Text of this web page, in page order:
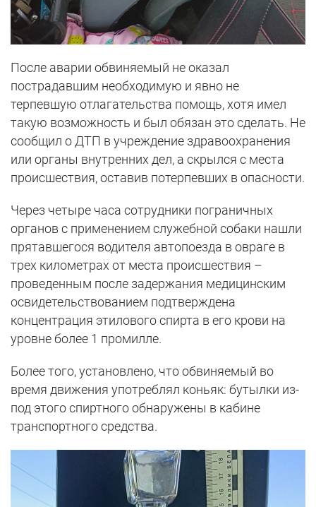
После аварии обвиняемый не оказал
пострадавшим необходимую и явно не
терпевшую отлагательства помощь, хотя имел
такую возможность и был обязан это сделать. Не
сообщил о ДТП в учреждение здравоохранения
или органы внутренних дел, а скрылся с места
происшествия, оставив потерпевших в опасности.
Через четыре часа сотрудники пограничных
органов с применением служебной собаки нашли
прятавшегося водителя автопоезда в овраге в
трех километрах от места происшествия –
проведенным после задержания медицинским
освидетельствованием подтверждена
концентрация этилового спирта в его крови на
уровне более 1 промилле.
Более того, установлено, что обвиняемый во
время движения употреблял коньяк: бутылки из-
под этого спиртного обнаружены в кабине
транспортного средства.